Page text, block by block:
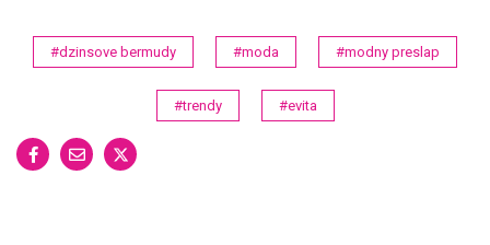
#dzinsove bermudy #moda #modny preslap
#trendy #evita